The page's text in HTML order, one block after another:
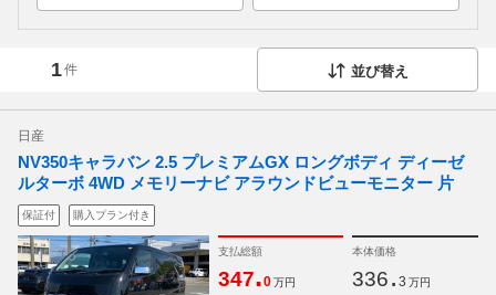
1件 並び替え
日産
NV350キャラバン 2.5 プレミアムGX ロングボディ ディーゼ
ルターボ 4WD メモリーナビ アラウンドビューモニター 片
保証付 購入プラン付き
支払総額
347.0 万円
本体価格
336. 3 万円